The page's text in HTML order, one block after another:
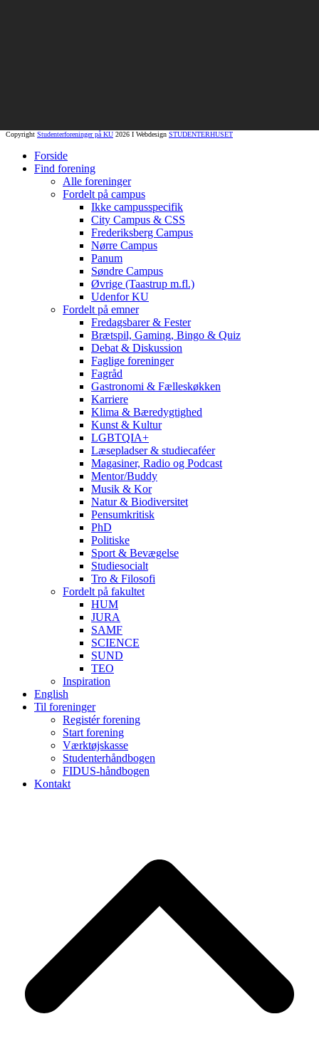
Copyright Studenterforeninger på KU 2026 I Webdesign STUDENTERHUSET
Forside
Find forening
Alle foreninger
Fordelt på campus
Ikke campusspecifik
City Campus & CSS
Frederiksberg Campus
Nørre Campus
Panum
Søndre Campus
Øvrige (Taastrup m.fl.)
Udenfor KU
Fordelt på emner
Fredagsbarer & Fester
Brætspil, Gaming, Bingo & Quiz
Debat & Diskussion
Faglige foreninger
Fagråd
Gastronomi & Fælleskøkken
Karriere
Klima & Bæredygtighed
Kunst & Kultur
LGBTQIA+
Læsepladser & studiecaféer
Magasiner, Radio og Podcast
Mentor/Buddy
Musik & Kor
Natur & Biodiversitet
Pensumkritisk
PhD
Politiske
Sport & Bevægelse
Studiesocialt
Tro & Filosofi
Fordelt på fakultet
HUM
JURA
SAMF
SCIENCE
SUND
TEO
Inspiration
English
Til foreninger
Registér forening
Start forening
Værktøjskasse
Studenterhåndbogen
FIDUS-håndbogen
Kontakt